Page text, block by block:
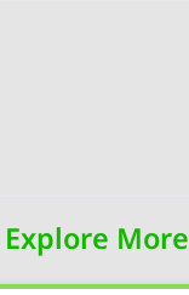
Explore More